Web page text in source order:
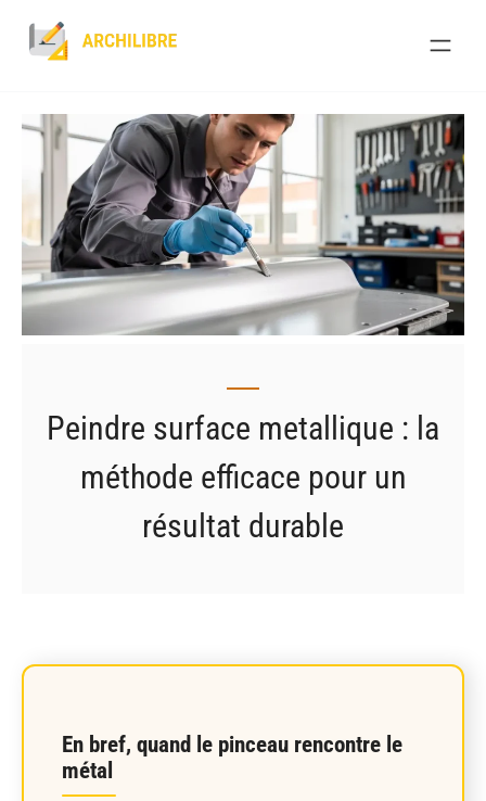
Peindre surface metallique : la
méthode efficace pour un
résultat durable
En bref, quand le pinceau rencontre le
métal